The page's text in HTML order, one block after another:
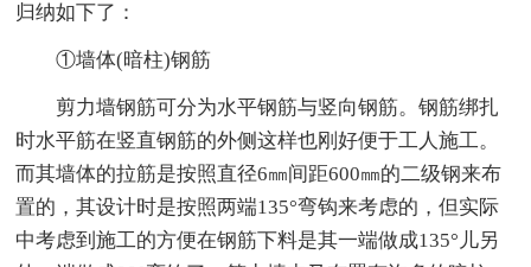
归纳如下了：
①墙体(暗柱)钢筋
剪力墙钢筋可分为水平钢筋与竖向钢筋。钢筋绑扎
时水平筋在竖直钢筋的外侧这样也刚好便于工人施工。
而其墙体的拉筋是按照直径6㎜间距600㎜的二级钢来布
置的，其设计时是按照两端135°弯钩来考虑的，但实际
中考虑到施工的方便在钢筋下料是其一端做成135°儿另